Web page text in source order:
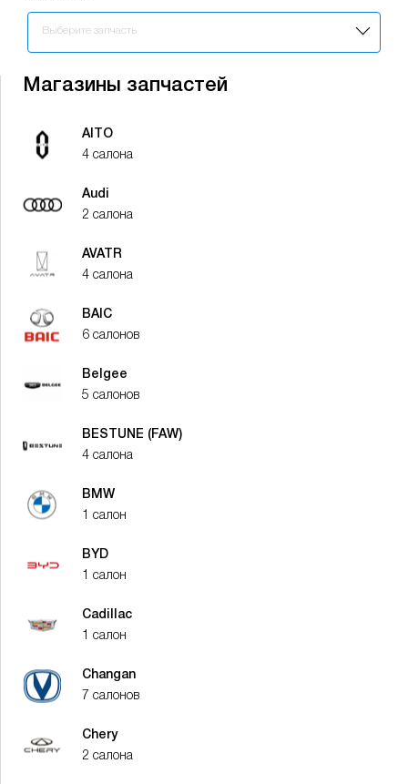
Выберите запчасть
Магазины запчастей
AITO
4 салона
Audi
2 салона
AVATR
4 салона
BAIC
6 салонов
Belgee
5 салонов
BESTUNE (FAW)
4 салона
BMW
1 салон
BYD
1 салон
Cadillac
1 салон
Changan
7 салонов
Chery
2 салона